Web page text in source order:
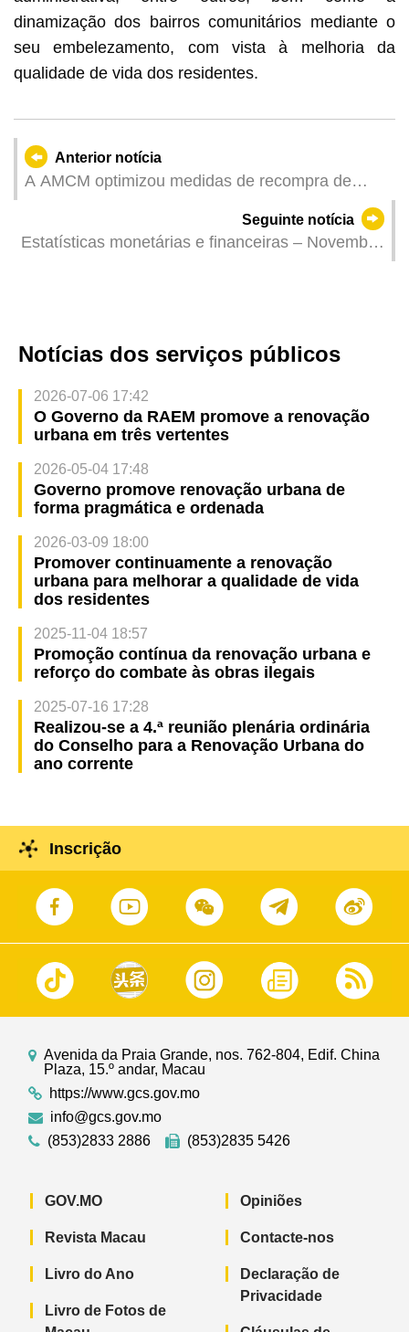
dinamização dos bairros comunitários mediante o
seu embelezamento, com vista à melhoria da
qualidade de vida dos residentes.
Anterior notícia
A AMCM optimizou medidas de recompra de
obrigações e introduziu projecto especializado de
Seguinte notícia
Estatísticas monetárias e financeiras – Novembro
Notícias dos serviços públicos
2026-07-06 17:42
O Governo da RAEM promove a renovação
urbana em três vertentes
2026-05-04 17:48
Governo promove renovação urbana de
forma pragmática e ordenada
2026-03-09 18:00
Promover continuamente a renovação
urbana para melhorar a qualidade de vida
dos residentes
2025-11-04 18:57
Promoção contínua da renovação urbana e
reforço do combate às obras ilegais
2025-07-16 17:28
Realizou-se a 4.ª reunião plenária ordinária
do Conselho para a Renovação Urbana do
ano corrente
Inscrição
Avenida da Praia Grande, nos. 762-804, Edif. China
Plaza, 15.º andar, Macau
https://www.gcs.gov.mo
info@gcs.gov.mo
(853)2833 2886
(853)2835 5426
GOV.MO
Revista Macau
Livro do Ano
Livro de Fotos de
Opiniões
Contacte-nos
Declaração de
Privacidade